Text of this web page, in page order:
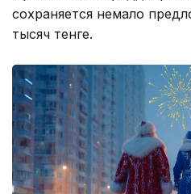
сохраняется немало
тысяч тенге.